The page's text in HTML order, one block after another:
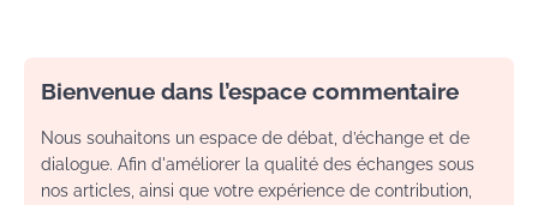
Bienvenue dans l’espace commentaire
Nous souhaitons un espace de débat, d’échange et de
dialogue. Afin d'améliorer la qualité des échanges sous
nos articles, ainsi que votre expérience de contribution,